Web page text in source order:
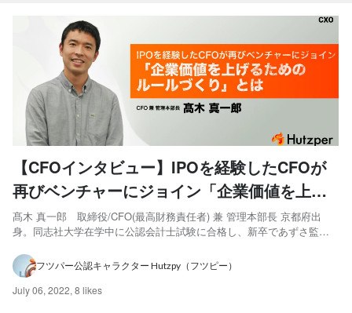
【CFOインタビュー】IPOを経験したCFOが
再びベンチャーにジョイン「企業価値を上げ
るためのルールづくり」とは
髙木 真一郎 取締役/CFO(最高財務責任者) 兼 管理本部長 京都府出
身。同志社大学在学中に公認会計士試験に合格し、新卒であずさ監査
査やIFRS導入、内部統制構築アドバイザリー業務等に従事したのち、
事業会社にて執行役員経理マネージャーとしてマザ...
フツパー公認キャラクター Hutzpy（フツピー）
July 06, 2022,8 likes